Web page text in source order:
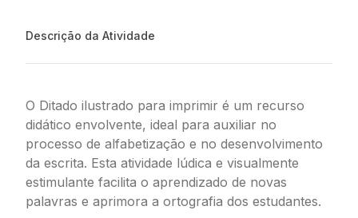
Descrição da Atividade
O Ditado ilustrado para imprimir é um recurso
didático envolvente, ideal para auxiliar no
processo de alfabetização e no desenvolvimento
da escrita. Esta atividade lúdica e visualmente
estimulante facilita o aprendizado de novas
palavras e aprimora a ortografia dos estudantes.